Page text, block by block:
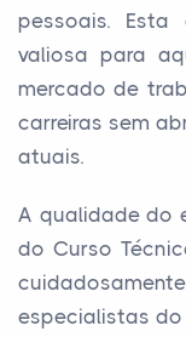
pessoais. Esta
valiosa para
mercado de
carreiras sem
atuais.
A qualidade do
do Curso
especialistas